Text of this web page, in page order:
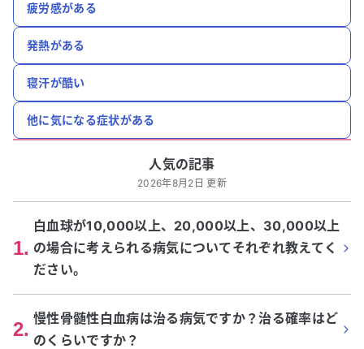
疲労感がある
発熱がある
寝汗が酷い
他に気になる症状がある
人気の記事
2026年8月2日 更新
1.
白血球が10,000以上、20,000以上、30,000以上
の場合に考えられる病気についてそれぞれ教えてく
ださい。
2. 慢性骨髄性白血病は治る病気ですか？治る確率はど
のくらいですか？